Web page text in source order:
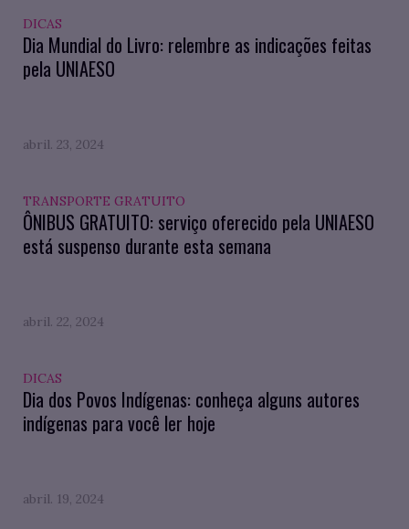
DICAS
Dia Mundial do Livro: relembre as indicações feitas
pela UNIAESO
abril. 23, 2024
TRANSPORTE GRATUITO
ÔNIBUS GRATUITO: serviço oferecido pela UNIAESO
está suspenso durante esta semana
abril. 22, 2024
DICAS
Dia dos Povos Indígenas: conheça alguns autores
indígenas para você ler hoje
abril. 19, 2024